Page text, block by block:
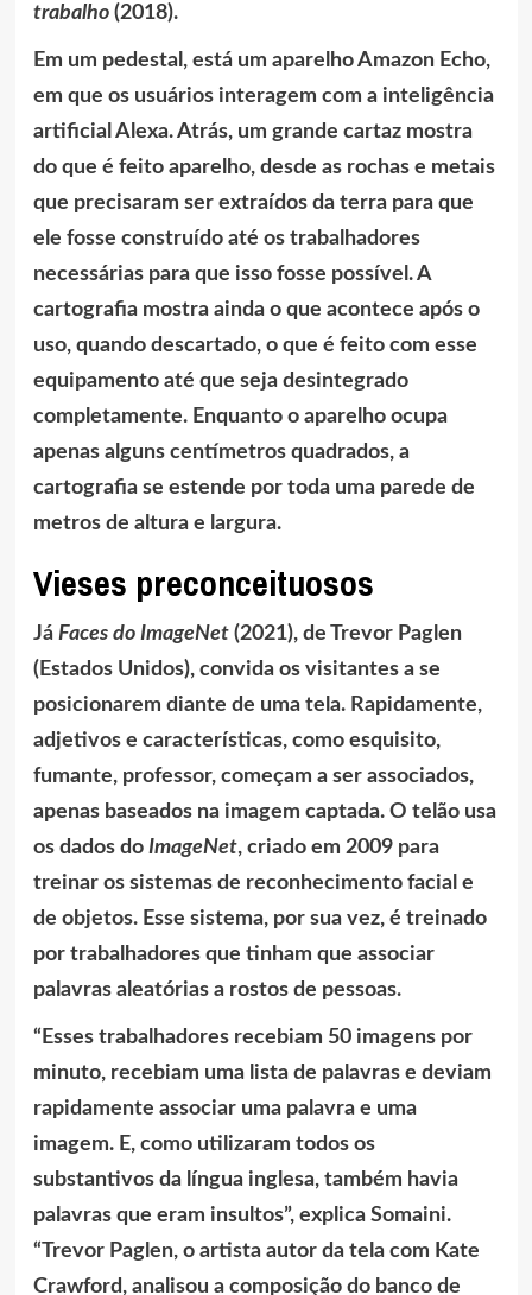
trabalho(2018).
Em um pedestal, está um aparelho Amazon Echo,
em que os usuários interagem com a inteligência
artificial Alexa. Atrás, um grande cartaz mostra
do que é feito aparelho, desde as rochas e metais
que precisaram ser extraídos da terra para que
ele fosse construído até os trabalhadores
necessárias para que isso fosse possível. A
cartografia mostra ainda o que acontece após o
uso, quando descartado, o que é feito com esse
equipamento até que seja desintegrado
completamente. Enquanto o aparelho ocupa
apenas alguns centímetros quadrados, a
cartografia se estende por toda uma parede de
metros de altura e largura.
Vieses preconceituosos
Já Faces do ImageNet(2021), de Trevor Paglen
(Estados Unidos), convida os visitantes a se
posicionarem diante de uma tela. Rapidamente,
adjetivos e características, como esquisito,
fumante, professor, começam a ser associados,
apenas baseados na imagem captada. O telão usa
os dados do ImageNet, criado em 2009 para
treinar os sistemas de reconhecimento facial e
de objetos. Esse sistema, por sua vez, é treinado
por trabalhadores que tinham que associar
palavras aleatórias a rostos de pessoas.
“Esses trabalhadores recebiam 50 imagens por
minuto, recebiam uma lista de palavras e deviam
rapidamente associar uma palavra e uma
imagem. E, como utilizaram todos os
substantivos da língua inglesa, também havia
palavras que eram insultos”, explica Somaini.
“Trevor Paglen, o artista autor da tela com Kate
Crawford, analisou a composição do banco de